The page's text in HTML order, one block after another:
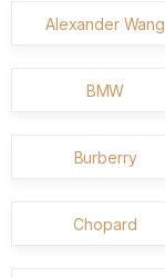
Alexander Wang
BMW
Burberry
Chopard